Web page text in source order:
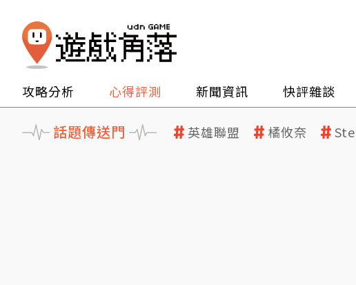
攻略分析 心得評測 新聞資訊 快評雜談
話題傳送門 英雄聯盟 橘攸奈